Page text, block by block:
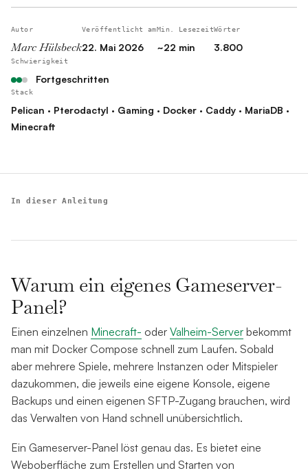
Autor
Marc Hülsbeck
Veröffentlicht am
22. Mai 2026
Min. Lesezeit
~22 min
Wörter
3.800
Schwierigkeit
Fortgeschritten
Stack
Pelican · Pterodactyl · Gaming · Docker · Caddy · MariaDB ·
Minecraft
In dieser Anleitung
Warum ein eigenes Gameserver-
Panel?
Einen einzelnen Minecraft- oder Valheim-Server bekommt
man mit Docker Compose schnell zum Laufen. Sobald
aber mehrere Spiele, mehrere Instanzen oder Mitspieler
dazukommen, die jeweils eine eigene Konsole, eigene
Backups und einen eigenen SFTP-Zugang brauchen, wird
das Verwalten von Hand schnell unübersichtlich.
Ein Gameserver-Panel löst genau das. Es bietet eine
Weboberfläche zum Erstellen und Starten von